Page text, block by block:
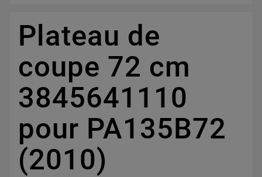
Plateau de
coupe 72 cm
3845641110
pour PA135B72
(2010)